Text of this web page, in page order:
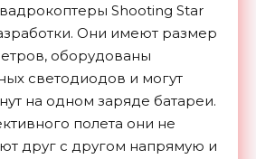
Shooting Star
Они имеют размер
оборудованы
светодиодов и могут
на одном заряде батареи.
полета они не
друг с другом напрямую и